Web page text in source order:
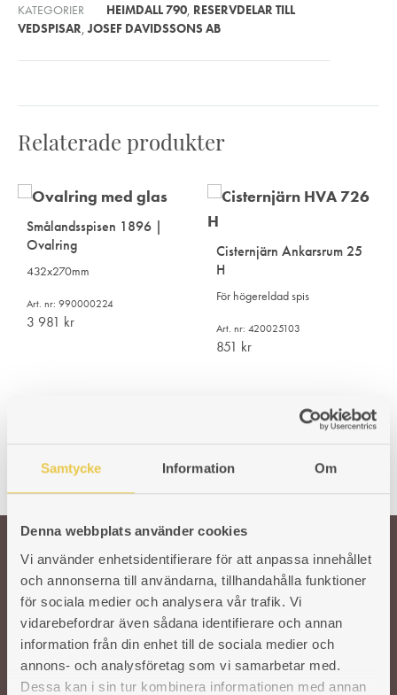
Samtycke Information Om
Denna webbplats använder cookies
Vi använder enhetsidentifierare för att anpassa innehållet
och annonserna till användarna, tillhandahålla funktioner
för sociala medier och analysera vår trafik. Vi
vidarebefordrar även sådana identifierare och annan
information från din enhet till de sociala medier och
annons- och analysföretag som vi samarbetar med.
Dessa kan i sin tur kombinera informationen med annan
KATEGORIER
HEIMDALL 790 RESERVDELAR TILL
VEDSPISAR ,JOSEF DAVIDSSONS AB
Relaterade produkter
Smålandsspisen 1896 |
Ovalring
432x270mm
Art. nr: 990000224
3 981 kr
Cisternjärn Ankarsrum 25
H
För högereldad spis
Art. nr: 420025103
851 kr
Välkommen till oss!
Vår önskan är att hålla den svenska traditionen och hantverket kring
gjutjärnsspisar levande. För att säkra kvaliteten på våra produkter arbetar vi
med utvalda svenska och utländska gjuterier. I vår moderna fabrik i Reftele
tar erfarna och skickliga hantverkare vid. De finputsar och polerar varje del